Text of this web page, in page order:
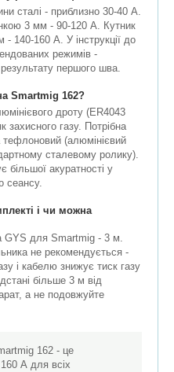
сталі - приблизно 30-40 А.
3 мм - 90-120 А. Кутник
160 А. У інструкції до
режимів -
результату першого шва.
Smartmig 162?
дроту (ER4043
захисного газу. Потрібна
тефлоновий (алюмінієвий
сталевому ролику).
більшої акуратності у
сеансу.
і чи можна
GYS для Smartmig - 3 м.
не рекомендується -
і кабелю знижує тиск газу
більше 3 м від
а не подовжуйте
162 - це
А для всіх